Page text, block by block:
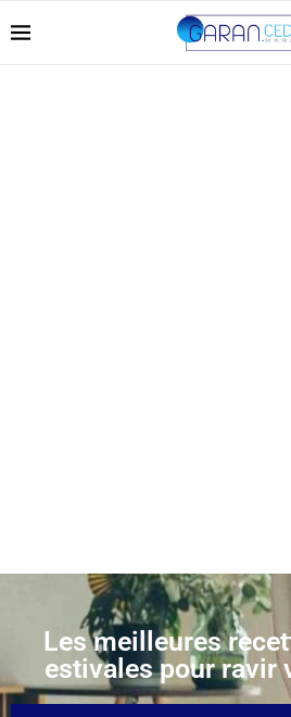
Les meilleures
estivales pour ravir